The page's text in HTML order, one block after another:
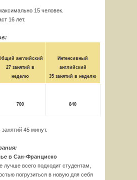
15 человек.
16 лет.
английский
27 занятий в
неделю
Интенсивный
английский
35 занятий в неделю
700 840
45 минут.
в Сан-Франциско
всего подходит студентам,
погрузиться в новую для себя